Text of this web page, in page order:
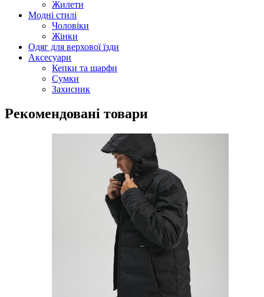
Жилети
Модні стилі
Чоловіки
Жінки
Одяг для верхової їзди
Аксесуари
Кепки та шарфи
Сумки
Захисник
Рекомендовані товари